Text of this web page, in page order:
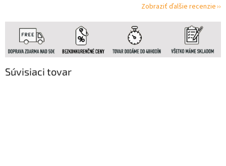
Súvisiaci tovar
Zobraziť ďalšie recenzie